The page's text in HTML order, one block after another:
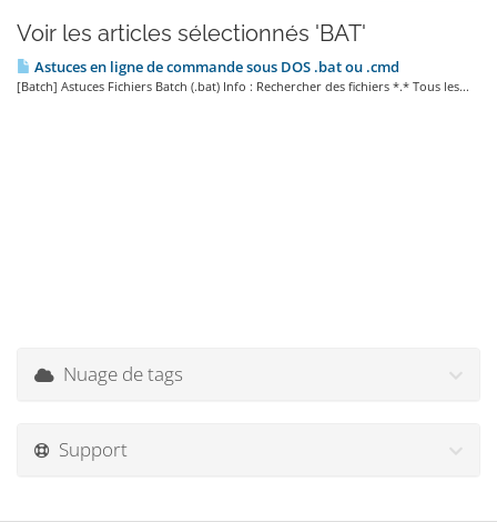
Voir les articles sélectionnés 'BAT'
Astuces en ligne de commande sous DOS .bat ou .cmd
[Batch] Astuces Fichiers Batch (.bat) Info : Rechercher des fichiers *.* Tous les...
Nuage de tags
Support